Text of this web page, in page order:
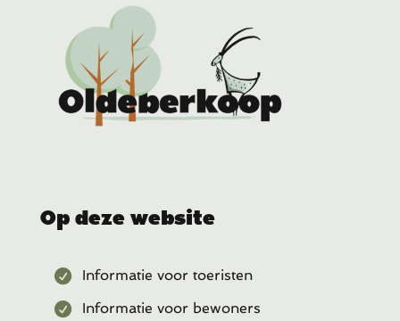
Op deze website
Informatie voor toeristen
Informatie voor bewoners